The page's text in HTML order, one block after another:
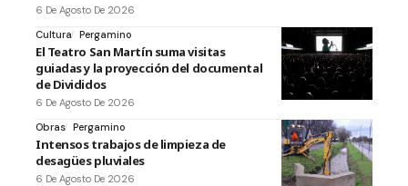
6 De Agosto De 2026
Cultura Pergamino
El Teatro San Martín suma visitas
guiadas y la proyección del documental
de Divididos
6 De Agosto De 2026
Obras Pergamino
Intensos trabajos de limpieza de
desagües pluviales
6 De Agosto De 2026